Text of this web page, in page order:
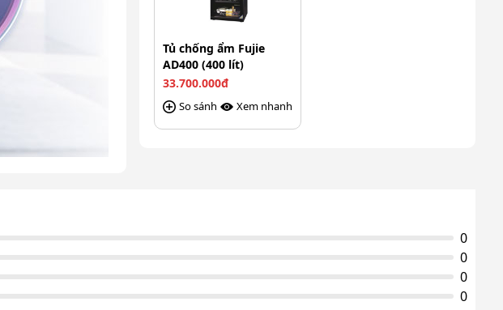
Tủ chống ẩm Fujie
AD400 (400 lít)
33.700.000đ
So sánh Xem nhanh
0
0
0
0